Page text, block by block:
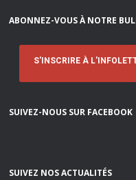
ABONNEZ-VOUS À NOTRE
S'INSCRIRE À
SUIVEZ-NOUS SUR FACEBOOK
SUIVEZ NOS ACTUALITÉS